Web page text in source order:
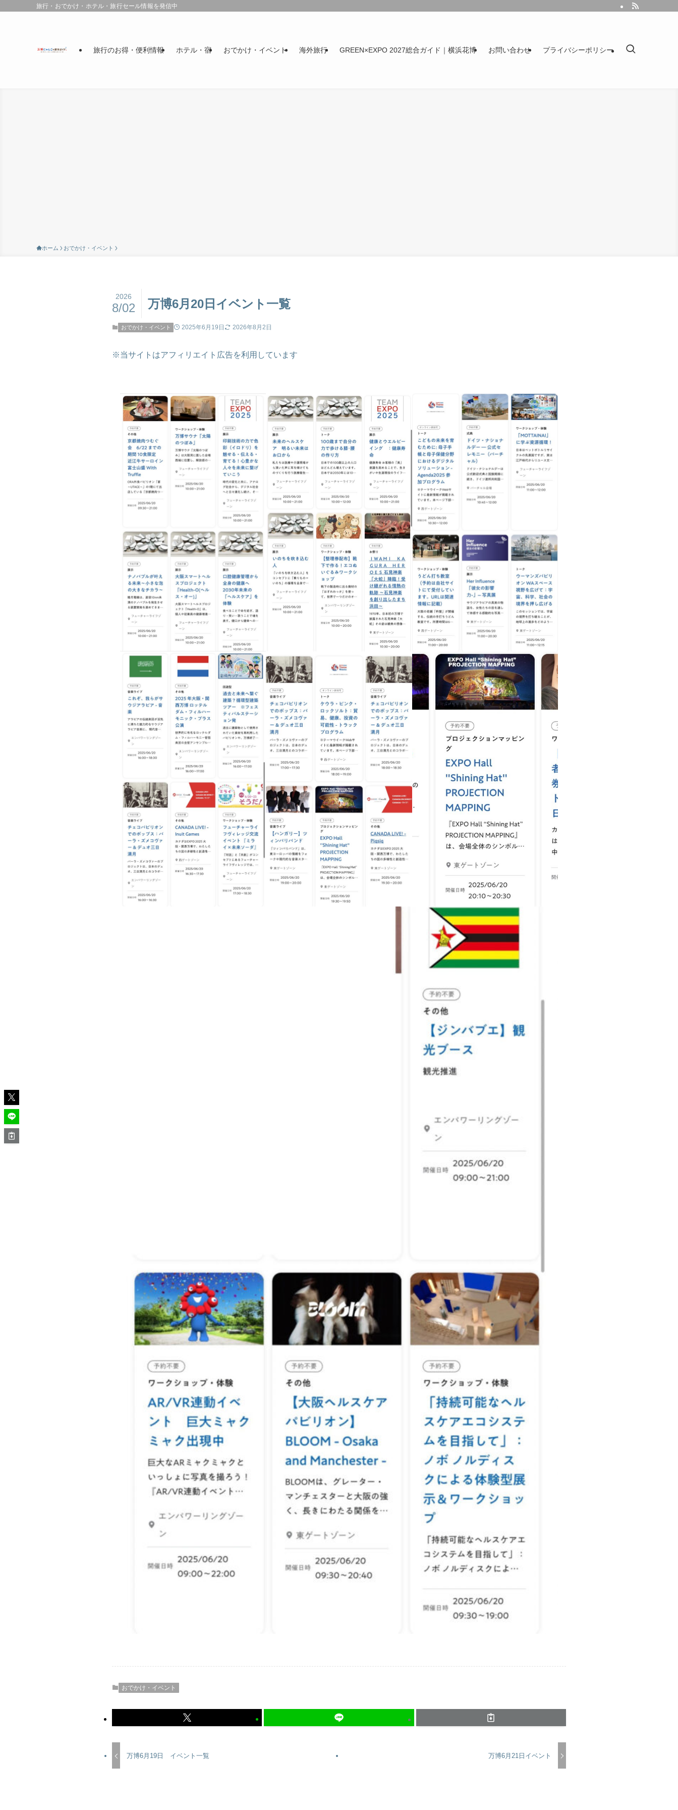
旅行・おでかけ・ホテル・旅行セール情報を発信中
旅行のお得・便利情報 ホテル・宿 おでかけ・イベント 海外旅行 GREEN×EXPO 2027総合ガイド｜横浜花博 お問い合わせ プライバシーポリシー
ホーム おでかけ・イベント
万博6月20日イベント一覧
2026
8/02
おでかけ・イベント 2025年6月19日 2026年8月2日
※当サイトはアフィリエイト広告を利用しています
おでかけ・イベント
万博6月19日 イベント一覧 万博6月21日イベント